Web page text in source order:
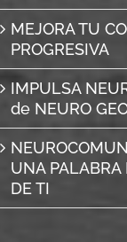
MEJORA TU
PROGRESIVA
IMPULSA
de NEURO
UNA PALABRA
DE TI